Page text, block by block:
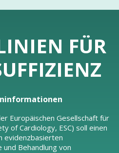
FÜR
Europäischen Gesellschaft für
of Cardiology, ESC) soll einen
evidenzbasierten
und Behandlung von